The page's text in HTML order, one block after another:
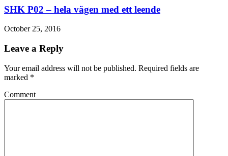
SHK P02 – hela vägen med ett leende
October 25, 2016
Leave a Reply
Your email address will not be published. Required fields are
marked *
Comment